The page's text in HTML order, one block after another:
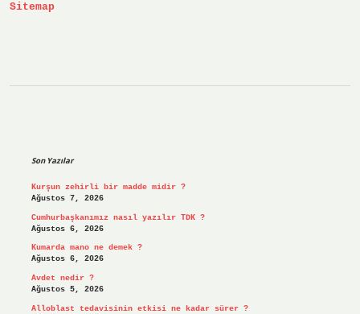
Sitemap
Son Yazılar
Kurşun zehirli bir madde midir ?
Ağustos 7, 2026
Cumhurbaşkanımız nasıl yazılır TDK ?
Ağustos 6, 2026
Kumarda mano ne demek ?
Ağustos 6, 2026
Avdet nedir ?
Ağustos 5, 2026
Alloblast tedavisinin etkisi ne kadar sürer ?